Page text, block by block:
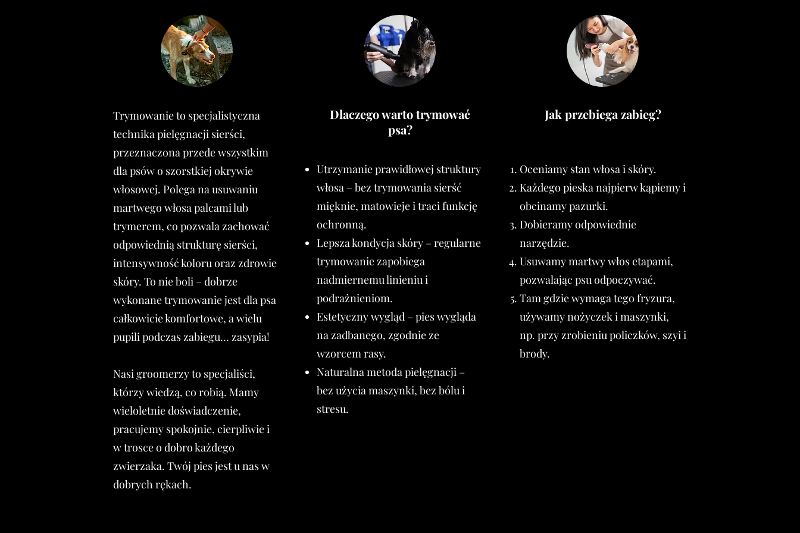
Trymowanie to specjalistyczna
technika pielęgnacji sierści,
przeznaczona przede wszystkim
dla psów o szorstkiej okrywie
włosowej. Polega na usuwaniu
martwego włosa palcami lub
trymerem, co pozwala zachować
odpowiednią strukturę sierści,
intensywność koloru oraz zdrowie
skóry. To nie boli – dobrze
wykonane trymowanie jest dla psa
całkowicie komfortowe, a wielu
pupili podczas zabiegu… zasypia!
Nasi groomerzy to specjaliści,
którzy wiedzą, co robią. Mamy
wieloletnie doświadczenie,
pracujemy spokojnie, cierpliwie i
w trosce o dobro każdego
zwierzaka. Twój pies jest u nas w
dobrych rękach.
Dlaczego warto trymować
psa?
Utrzymanie prawidłowej struktury
włosa – bez trymowania sierść
mięknie, matowieje i traci funkcję
ochronną.
Lepsza kondycja skóry – regularne
trymowanie zapobiega
nadmiernemu linieniu i
podrażnieniom.
Estetyczny wygląd – pies wygląda
na zadbanego, zgodnie ze
wzorcem rasy.
Naturalna metoda pielęgnacji –
bez użycia maszynki, bez bólu i
stresu.
Jak przebiega zabieg?
Oceniamy stan włosa i skóry.
Każdego pieska najpierw kąpiemy i
obcinamy pazurki.
Dobieramy odpowiednie
narzędzie.
Usuwamy martwy włos etapami,
pozwalając psu odpoczywać.
Tam gdzie wymaga tego fryzura,
używamy nożyczek i maszynki,
np. przy zrobieniu policzków, szyi i
brody.